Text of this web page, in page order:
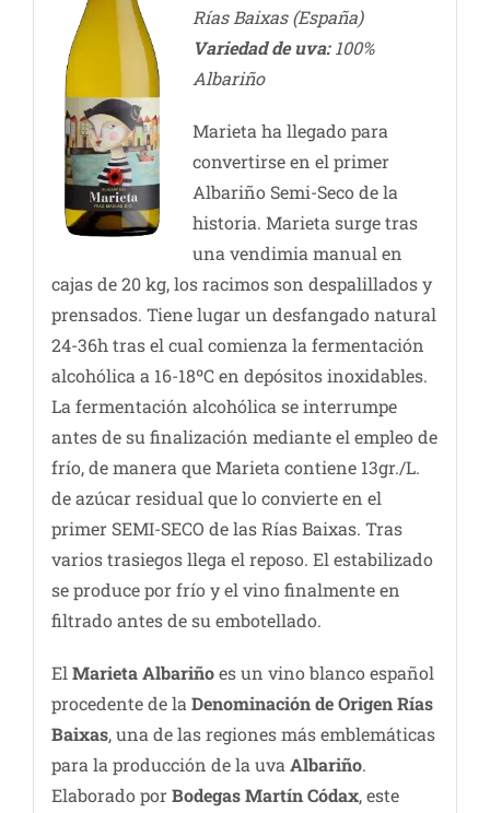
Rías Baixas (España)
Variedad de uva:100%
Albariño
Marieta ha llegado para
convertirse en el primer
Albariño Semi-Seco de la
historia. Marieta surge tras
una vendimia manual en
cajas de 20 kg, los racimos son despalillados y
prensados. Tiene lugar un desfangado natural
24-36h tras el cual comienza la fermentación
alcohólica a 16-18ºC en depósitos inoxidables.
La fermentación alcohólica se interrumpe
antes de su finalización mediante el empleo de
frío, de manera que Marieta contiene 13gr./L.
de azúcar residual que lo convierte en el
primer SEMI-SECO de las Rías Baixas. Tras
varios trasiegos llega el reposo. El estabilizado
se produce por frío y el vino finalmente en
filtrado antes de su embotellado.
El Marieta Albariñoes un vino blanco español
procedente de la Denominación de Origen Rías
Baixas, una de las regiones más emblemáticas
para la producción de la uva Albariño.
Elaborado porBodegas Martín Códax, este